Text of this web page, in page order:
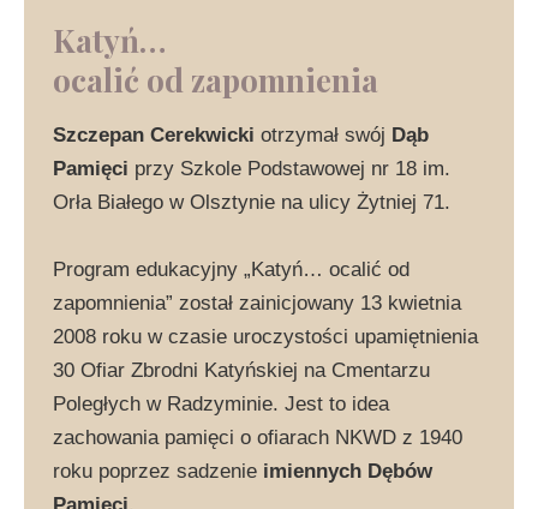
Katyń…
ocalić od zapomnienia
Szczepan Cerekwicki otrzymał swój Dąb
Pamięci przy Szkole Podstawowej nr 18 im.
Orła Białego w Olsztynie na ulicy Żytniej 71.
Program edukacyjny „Katyń… ocalić od
zapomnienia” został zainicjowany 13 kwietnia
2008 roku w czasie uroczystości upamiętnienia
30 Ofiar Zbrodni Katyńskiej na Cmentarzu
Poległych w Radzyminie. Jest to idea
zachowania pamięci o ofiarach NKWD z 1940
roku poprzez sadzenie imiennych Dębów